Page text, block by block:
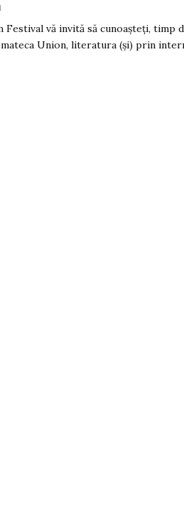
Festival vă invită să cunoașteți, timp
Union, literatura (și) prin